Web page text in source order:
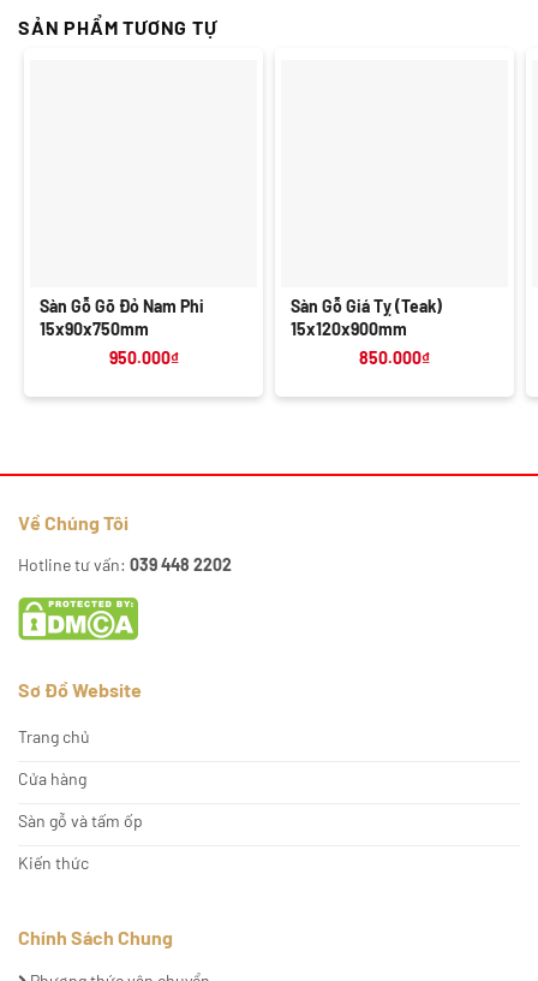
SẢN PHẨM TƯƠNG TỰ
Sàn Gỗ Gõ Đỏ Nam Phi
15x90x750mm
950.000₫
Sàn Gỗ Giá Tỵ (Teak)
15x120x900mm
850.000₫
Về Chúng Tôi
Hotline tư vấn: 039 448 2202
Sơ Đồ Website
Trang chủ
Cửa hàng
Sàn gỗ và tấm ốp
Kiến thức
Chính Sách Chung